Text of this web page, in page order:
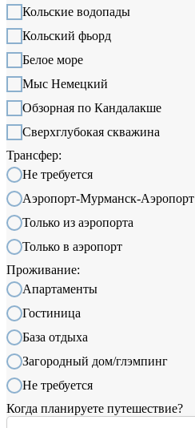
Кольские водопады
Кольский фьорд
Белое море
Мыс Немецкий
Обзорная по Кандалакше
Сверхглубокая скважина
Трансфер:
Не требуется
Аэропорт-Мурманск-Аэропорт
Только из аэропорта
Только в аэропорт
Проживание:
Апартаменты
Гостиница
База отдыха
Загородный дом/глэмпинг
Не требуется
Когда планируете путешествие?